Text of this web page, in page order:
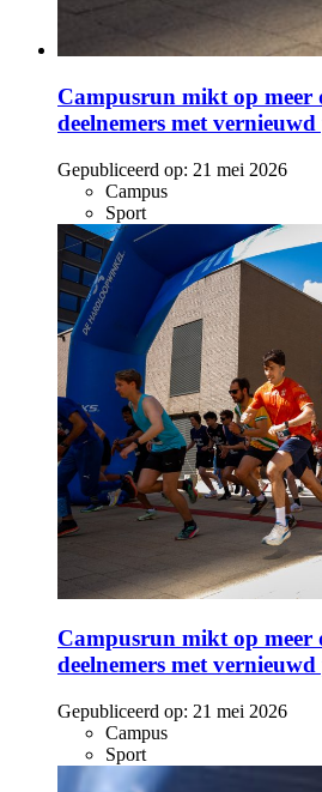
Campusrun mikt op meer
deelnemers met
Gepubliceerd op: 21 mei 2026
Campus
Sport
Campusrun mikt op meer
deelnemers met
Gepubliceerd op: 21 mei 2026
Campus
Sport